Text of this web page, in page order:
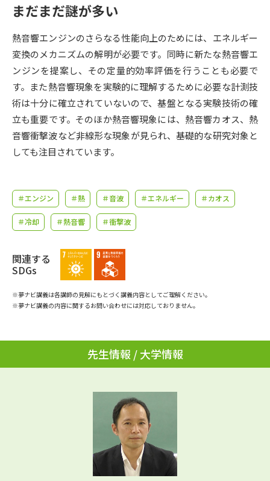
併願校選び
先輩が入学を決めた理由 テレメール全国一斉進学調査
新生活お役立ちガイド
学問発見 学問検索
学問のミニ講義「夢ナビ講義」
ユーザーサポート
資料の料金の
受付内容・発送状況の確認
テレメール進学カタログ
訂正のご案内
まだまだ謎が多い
熱音響エンジンのさらなる性能向上のためには、エネルギー
変換のメカニズムの解明が必要です。同時に新たな熱音響エ
ンジンを提案し、その定量的効率評価を行うことも必要で
す。また熱音響現象を実験的に理解するために必要な計測技
術は十分に確立されていないので、基盤となる実験技術の確
立も重要です。そのほか熱音響現象には、熱音響カオス、熱
音響衝撃波など非線形な現象が見られ、基礎的な研究対象と
しても注目されています。
＃エンジン ＃熱 ＃音波 ＃エネルギー ＃カオス
＃冷却 ＃熱音響 ＃衝撃波
関連する
SDGs
※夢ナビ講義は各講師の見解にもとづく講義内容としてご理解ください。
※夢ナビ講義の内容に関するお問い合わせには対応しておりません。
先生情報 / 大学情報